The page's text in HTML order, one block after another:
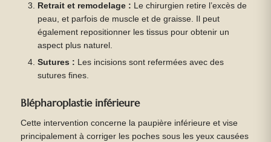
Retrait et remodelage : Le chirurgien retire l’excès de
peau, et parfois de muscle et de graisse. Il peut
également repositionner les tissus pour obtenir un
aspect plus naturel.
Sutures : Les incisions sont refermées avec des
sutures fines.
Blépharoplastie inférieure
Cette intervention concerne la paupière inférieure et vise
principalement à corriger les poches sous les yeux causées